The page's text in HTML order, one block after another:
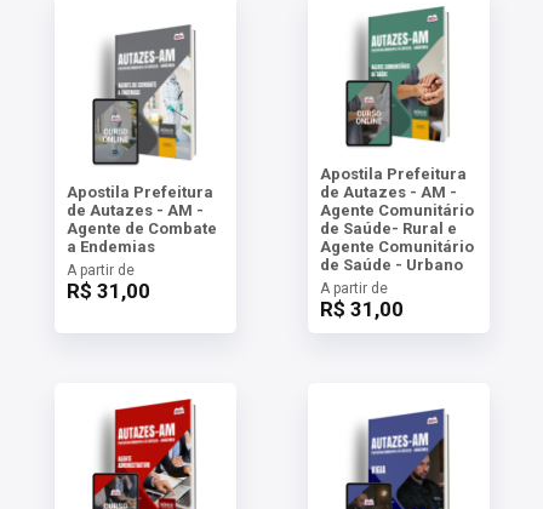
Apostila Prefeitura
de Autazes - AM -
Agente de Combate
a Endemias
A partir de
R$ 31,00
Apostila Prefeitura
de Autazes - AM -
Agente Comunitário
de Saúde- Rural e
Agente Comunitário
de Saúde - Urbano
A partir de
R$ 31,00